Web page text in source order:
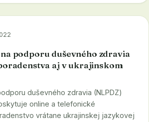
podporu duševného zdravia
aj v ukrajinskom
duševného zdravia (NLPDZ)
online a telefonické
vrátane ukrajinskej jazykovej